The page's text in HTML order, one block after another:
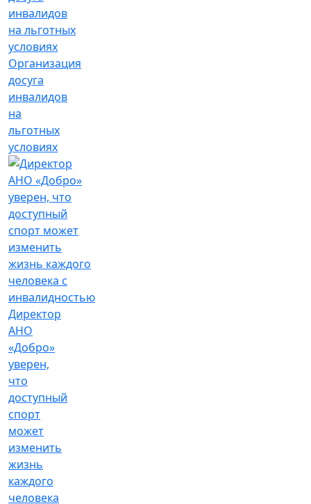
Организация
досуга
инвалидов
на
льготных
условиях
Директор
АНО
«Добро»
уверен,
что
доступный
спорт
может
изменить
жизнь
каждого
человека